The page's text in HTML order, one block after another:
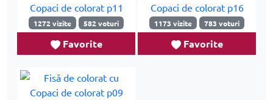
1272 vizite 582 voturi
Favorite
1173 vizite 783 voturi
Favorite